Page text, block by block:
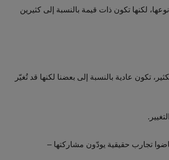
لكنها تكون ذات قيمة بالنسبة إلى كثيرين
تكون عادية بالنسبة إلى بعضنا لكنها قد تُغيّر
تجارب حقيقية يودّون مشاركتها –